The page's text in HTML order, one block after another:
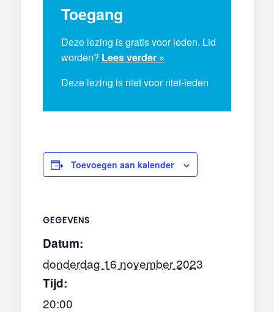
Toegang
Deze lezing is gratis voor leden. Lid
worden? Lees verder »
Deze lezing is niet voor niet-leden
Toevoegen aan kalender
GEGEVENS
Datum:
donderdag 16 november 2023
Tijd:
20:00